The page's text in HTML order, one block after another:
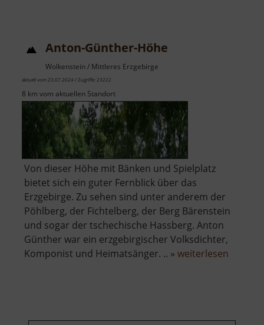
Anton-Günther-Höhe
Wolkenstein / Mittleres Erzgebirge
aktuell vom 23.07.2024 / Zugriffe: 23222
8 km vom aktuellen Standort
Von dieser Höhe mit Bänken und Spielplatz
bietet sich ein guter Fernblick über das
Erzgebirge. Zu sehen sind unter anderem der
Pöhlberg, der Fichtelberg, der Berg Bärenstein
und sogar der tschechische Hassberg. Anton
Günther war ein erzgebirgischer Volksdichter,
Komponist und Heimatsänger. .. » weiterlesen